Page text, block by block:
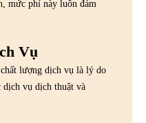
mức phí này luôn đảm
Vụ
lượng dịch vụ là lý do
vụ dịch thuật và